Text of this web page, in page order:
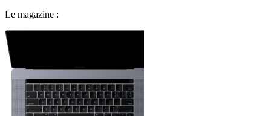
Le magazine :